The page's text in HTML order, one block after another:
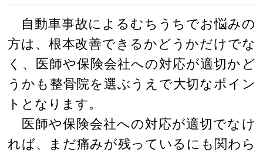
自動車事故によるむちうちでお悩みの
方は、根本改善できるかどうかだけでな
く、医師や保険会社への対応が適切かど
うかも整骨院を選ぶうえで大切なポイン
トとなります。
医師や保険会社への対応が適切でなけ
れば、まだ痛みが残っているにも関わら